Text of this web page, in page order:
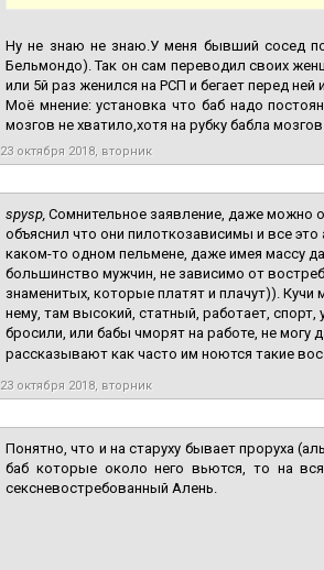
Ну не знаю не знаю.У меня бывший сосед
Бельмондо). Так он сам переводил своих
или 5й раз женился на РСП и бегает перед
Моё мнение: установка что баб надо
мозгов не хватило,хотя на рубку бабла
23 октября 2018, вторник
spysp, Сомнительное заявление, даже можно
объяснил что они пилоткозависимы и все
каком-то одном пельмене, даже имея массу
большинство мужчин, не зависимо от
знаменитых, которые платят и плачут)).
нему, там высокий, статный, работает,
бросили, или бабы чморят на работе, не
рассказывают как часто им ноются такие
23 октября 2018, вторник
Понятно, что и на старуху бывает проруха
баб которые около него вьются, то на
сексневостребованный Алень.